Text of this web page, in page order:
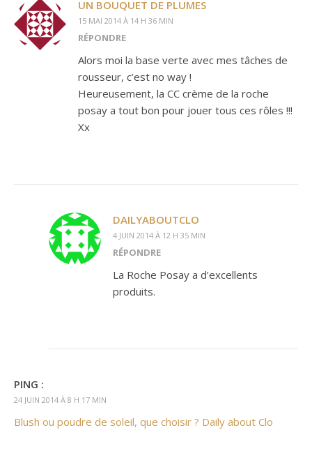
UN BOUQUET DE PLUMES
15 MAI 2014 À 14 H 36 MIN
RÉPONDRE
Alors moi la base verte avec mes tâches de
rousseur, c’est no way !
Heureusement, la CC crème de la roche
posay a tout bon pour jouer tous ces rôles !!!
Xx
DAILYABOUTCLO
4 JUIN 2014 À 12 H 35 MIN
RÉPONDRE
La Roche Posay a d’excellents
produits.
PING :
24 JUIN 2014 À 8 H 17 MIN
Blush ou poudre de soleil, que choisir ? Daily about Clo